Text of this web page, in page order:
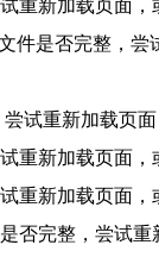
件是否完整，
试重新加载页面
新加载页面，
新加载页面，
否完整，尝试